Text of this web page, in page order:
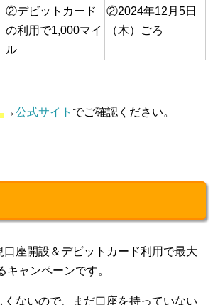
②デビットカード
の利用で1,000マイ
ル
②2024年12月5日
（木）ごろ
→公式サイト でご確認ください。
口座開設＆デビットカード利用で最大
キャンペーンです。
ないので、まだ口座を持っていない